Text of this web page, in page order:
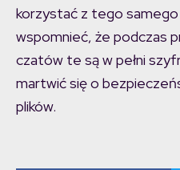
korzystać z tego
wspomnieć, że podczas
czatów te są w pełni
martwić się o
plików.